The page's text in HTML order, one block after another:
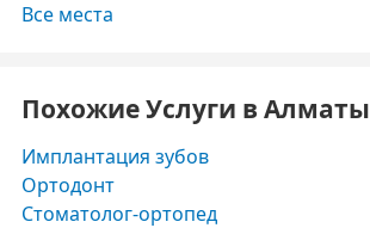
Все места
Похожие Услуги в Алматы
Имплантация зубов
Ортодонт
Стоматолог-ортопед